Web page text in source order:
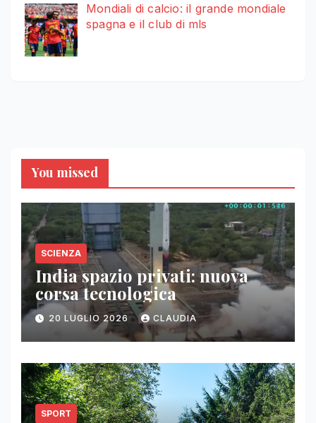
Mondiali di calcio: il grande mondiale
spagna e il club di mls
You missed
SCIENZA
India spazio privati: nuova
corsa tecnologica
20 LUGLIO 2026 CLAUDIA
SPORT